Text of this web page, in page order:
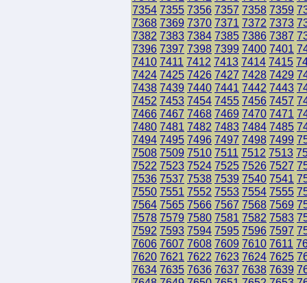
7354 7355 7356 7357 7358 7359
7368 7369 7370 7371 7372 7373
7382 7383 7384 7385 7386 7387
7396 7397 7398 7399 7400 7401
7410 7411 7412 7413 7414 7415
7424 7425 7426 7427 7428 7429
7438 7439 7440 7441 7442 7443
7452 7453 7454 7455 7456 7457
7466 7467 7468 7469 7470 7471
7480 7481 7482 7483 7484 7485
7494 7495 7496 7497 7498 7499
7508 7509 7510 7511 7512 7513
7522 7523 7524 7525 7526 7527
7536 7537 7538 7539 7540 7541
7550 7551 7552 7553 7554 7555
7564 7565 7566 7567 7568 7569
7578 7579 7580 7581 7582 7583
7592 7593 7594 7595 7596 7597
7606 7607 7608 7609 7610 7611
7620 7621 7622 7623 7624 7625
7634 7635 7636 7637 7638 7639